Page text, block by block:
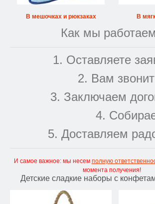
В мешочках и рюкзаках В
Как мы
1. Оставляете
2. Вам
3. Заключаем
4.
5. Доставляем
И самое важное: мы несем полную
момента получения!
Детские сладкие наборы с